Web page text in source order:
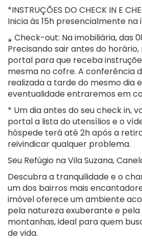
*INSTRUÇÕES DO CHECK IN E
Inicia às 15h presencialmente na
⁎ Check-out: Na imobiliária, das
Precisando sair antes do horário,
portal para que receba
mesma no cofre. A conferência
realizada a tarde do mesmo dia
eventualidade entraremos em
* Um dia antes do seu check in,
portal a lista do utensílios e o
hóspede terá até 2h após a
reivindicar qualquer problema.
Seu Refúgio na Vila Suzana,
Descubra a tranquilidade e o
um dos bairros mais
imóvel oferece um ambiente
pela natureza exuberante e pela
montanhas, ideal para quem
de vida.